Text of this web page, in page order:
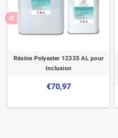
Résine Polyester 12335 AL pour
Inclusion
€70,97